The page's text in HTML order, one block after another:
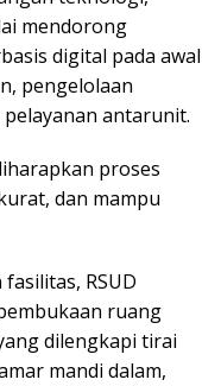
mendorong
digital pada awal
pengelolaan
antarunit.
proses
dan mampu
RSUD
ruang
dilengkapi tirai
mandi dalam,